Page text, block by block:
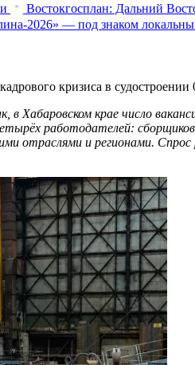
Востокгосплан: Дальний
2026» — под знаком
кризиса в судостроении
Хабаровском крае число
работодателей:
отраслями и регионами.